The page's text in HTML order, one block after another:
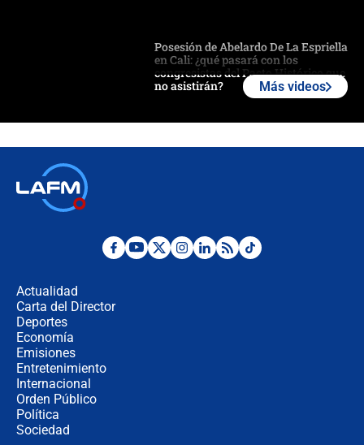
Posesión de Abelardo De La Espriella
en Cali: ¿qué pasará con los
congresistas del Pacto Histórico que
no asistirán?
¿Por qué De la Espriella gobernará
Más videos
Actualidad
Carta del Director
Deportes
Economía
Emisiones
Entretenimiento
Internacional
Orden Público
Política
Sociedad